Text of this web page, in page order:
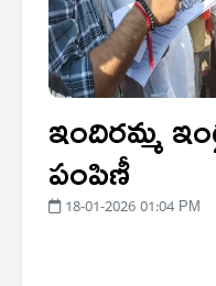
ఇందిరమ్మ
పంపిణీ
18-01-2026 01:04 PM